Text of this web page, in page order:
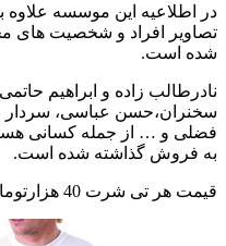
اطلاعیه این موسسه علاوه
افراد و شخصیت های
است.
زاده و ابراهیم حاتمی
عباسی، سردار
و … از جمله کسانی هستند
فروش گذاشته شده است.
تی شرت 40 هزارتومان تعیین شده است.